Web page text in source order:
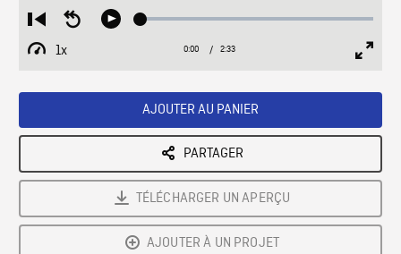
Restart
from
beginning
Seek
Play Loaded:
1x
Playback
Current
0:00 / Duration
2:33
AJOUTER AU PANIER
PARTAGER
TÉLÉCHARGER UN APERÇU
AJOUTER À UN PROJET